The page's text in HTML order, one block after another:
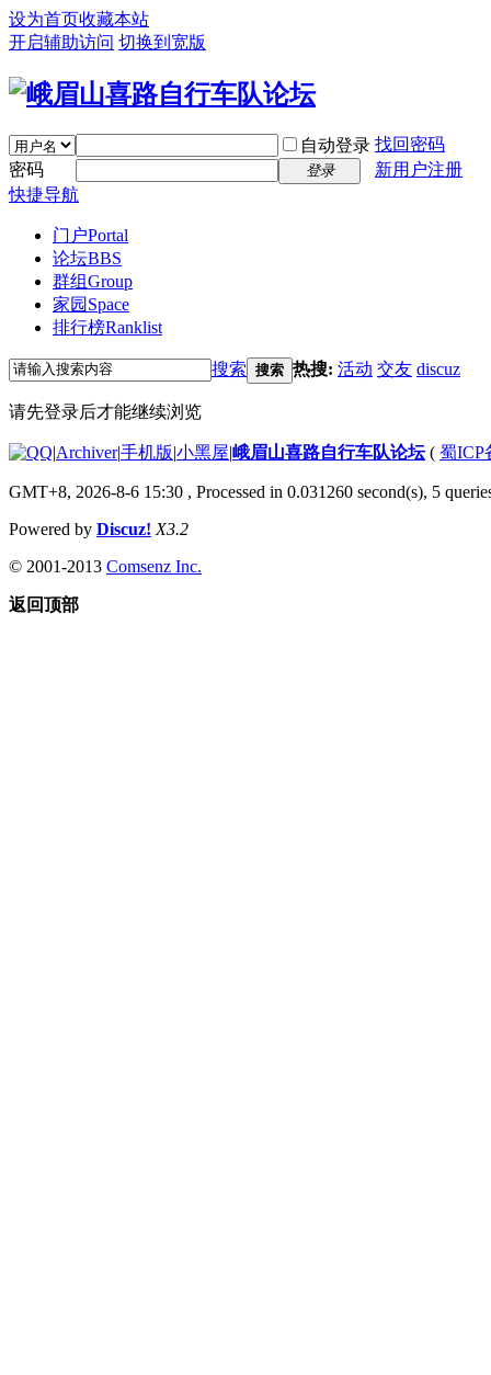
设为首页收藏本站
开启辅助访问 切换到宽版
自动登录 找回密码
密码
登录
新用户注册
快捷导航
门户Portal
论坛BBS
群组Group
家园 Space
排行榜Ranklist
搜索 搜索 热搜: 活动 交友 discuz
请先登录后才能继续浏览
|Archiver|手机版|小黑屋|峨眉山喜路自行车队论坛( 蜀ICP
GMT+8, 2026-8-6 15:30 , Processed in 0.031260 second(s), 5
Powered by Discuz! X3.2
© 2001-2013 Comsenz Inc.
返回顶部